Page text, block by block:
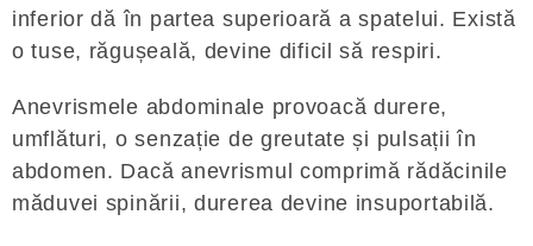
inferior dă în partea superioară a spatelui. Există
o tuse, răgușeală, devine dificil să respiri.
Anevrismele abdominale provoacă durere,
umflături, o senzație de greutate și pulsații în
abdomen. Dacă anevrismul comprimă rădăcinile
măduvei spinării, durerea devine insuportabilă.